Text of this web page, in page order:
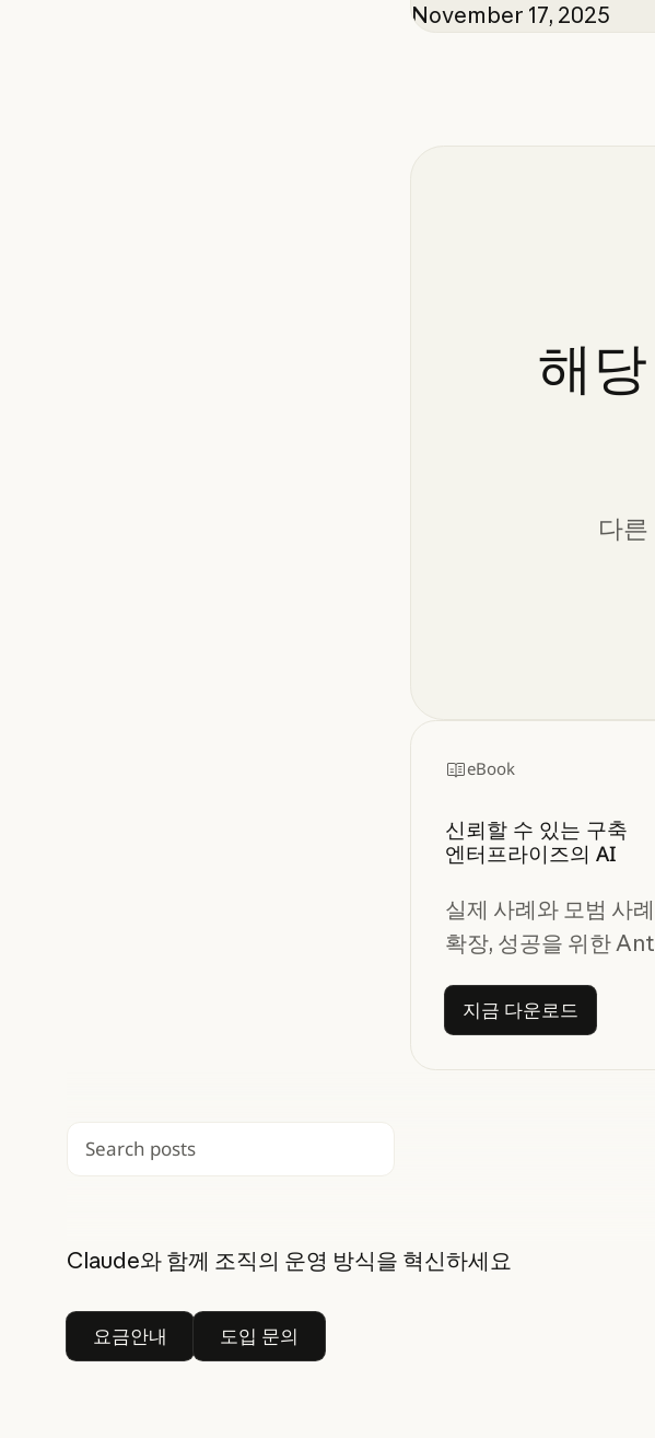
November 17, 2025
해당
다
eBook
신뢰할 수 있는 구축
엔터프라이즈의 AI
실제 사례와 모범 사
확장, 성공을 위한
지금 다운로드
지금 다운로드
검색
Claude와 함께 조직의 운영 방식을 혁신하세요
요금안내
요금안내
도입 문의
도입 문의